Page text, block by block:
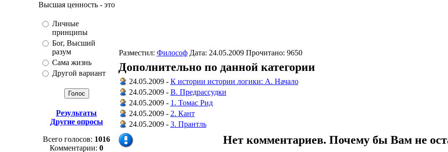
Высшая ценность - это
Личные
принципы
Бог, Высший
разум
Сама жизнь
Другой вариант
Результаты
Другие опросы
Всего голосов: 1016
Комментарии: 0
Разместил: ФилософДата: 24.05.2009 Прочитано: 9650
Дополнительно по данной категории
24.05.2009 - К истории истории логики: A. Начало
24.05.2009 - B. Предрассудки
24.05.2009 - 1. Томас Рид
24.05.2009 - 2. Кант
24.05.2009 - 3. Прантль
Нет комментариев. Почему бы Вам не